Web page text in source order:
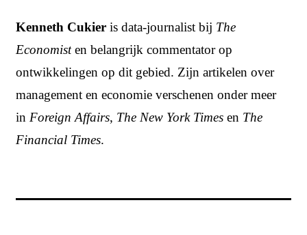
Kenneth Cukier is data-journalist bij The
Economist en belangrijk commentator op
ontwikkelingen op dit gebied. Zijn artikelen over
management en economie verschenen onder meer
in Foreign Affairs, The New York Times en The
Financial Times.